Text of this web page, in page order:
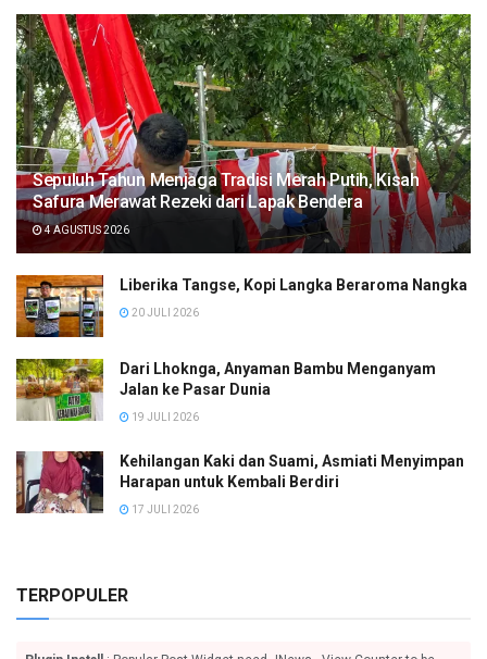
Sepuluh Tahun Menjaga Tradisi Merah Putih, Kisah
Safura Merawat Rezeki dari Lapak Bendera
4 AGUSTUS 2026
Liberika Tangse, Kopi Langka Beraroma Nangka
20 JULI 2026
Dari Lhoknga, Anyaman Bambu Menganyam
Jalan ke Pasar Dunia
19 JULI 2026
Kehilangan Kaki dan Suami, Asmiati Menyimpan
Harapan untuk Kembali Berdiri
17 JULI 2026
TERPOPULER